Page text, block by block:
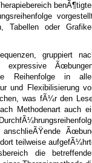
Tabellen oder
gruppiert
expressive
Reihenfolge in
und Flexibilisierung
was fÃ¼r den
Methodenart auch
teilweise
die